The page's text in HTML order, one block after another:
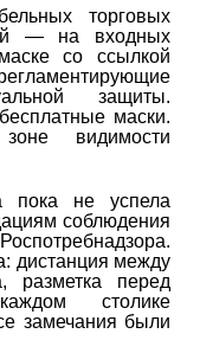
торговых
— на входных
со ссылкой
защиты.
маски.
видимости
пока не успела
соблюдения
дистанция между
перед
столике
замечания были